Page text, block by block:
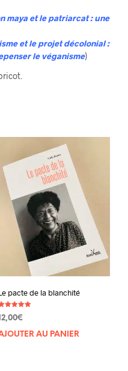
maya et le patriarcat : une
et le projet décolonial :
le véganisme)
pacte de la blanchité
5.00
€
AU PANIER